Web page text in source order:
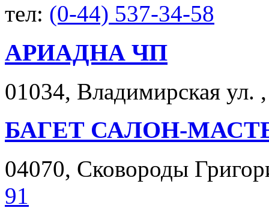
тел: (0-44) 537-34-58
АРИАДНА ЧП
01034, Владимирская ул.
БАГЕТ САЛОН-
04070, Сковороды
91